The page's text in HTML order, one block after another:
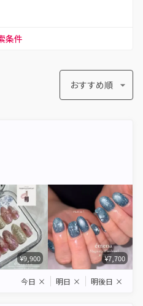
条件
おすすめ順
¥9,900 ¥7,700
今日 × 明日 × 明後日 ×